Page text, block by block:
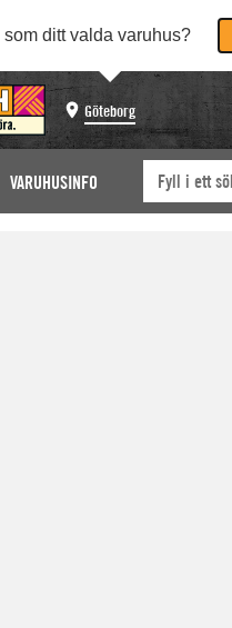
som ditt valda varuhus?
Göteborg
VARUHUSINFO